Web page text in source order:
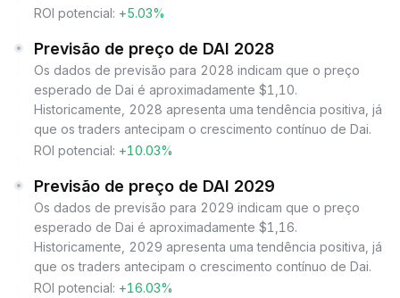
ROI potencial: +5.03%
Previsão de preço de DAI 2028
Os dados de previsão para 2028 indicam que o preço
esperado de Dai é aproximadamente $1,10.
Historicamente, 2028 apresenta uma tendência positiva, já
que os traders antecipam o crescimento contínuo de Dai.
ROI potencial: +10.03%
Previsão de preço de DAI 2029
Os dados de previsão para 2029 indicam que o preço
esperado de Dai é aproximadamente $1,16.
Historicamente, 2029 apresenta uma tendência positiva, já
que os traders antecipam o crescimento contínuo de Dai.
ROI potencial: +16.03%